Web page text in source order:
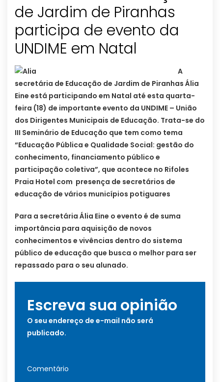
de Jardim de Piranhas
participa de evento da
A
secretária de Educação de Jardim de Piranhas Ália
Eine está participando em Natal até esta quarta-
feira (18) de importante evento da UNDIME – União
dos Dirigentes Municipais de Educação. Trata-se do
III Seminário de Educação que tem como tema
“Educação Pública e Qualidade Social: gestão do
conhecimento, financiamento público e
participação coletiva”, que acontece no Rifoles
Praia Hotel com presença de secretários de
educação de vários municípios potiguares
Para a secretária Ália Eine o evento é de suma
importância para aquisição de novos
conhecimentos e vivências dentro do sistema
público de educação que busca o melhor para ser
repassado para o seu alunado.
Escreva sua opinião
O seu endereço de e-mail não será
publicado.
Comentário